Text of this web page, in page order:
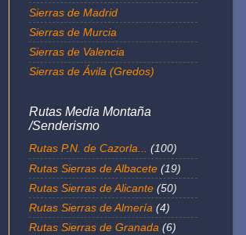
Sierras de Madrid
Sierras de Murcia
Sierras de Valencia
Sierras de Ávila (Gredos)
Rutas Media Montaña
/Senderismo
Rutas P.N. de Cazorla... (100)
Rutas Sierras de Albacete (19)
Rutas Sierras de Alicante (50)
Rutas Sierras de Almería (4)
Rutas Sierras de Granada (6)